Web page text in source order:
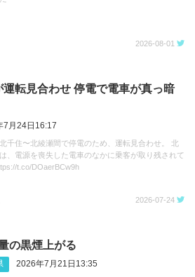
2026-08-01
転見合わせ 停電で電車が真っ暗
7月24日16:17
千住〜北綾瀬間で停電のため、運転見合わせ。 北
、電源を喪失した電車のなかに乗客が取り残されて
t.co/DOaerBCw9h
2026-07-24
の黒煙上がる
2026年7月21日13:35